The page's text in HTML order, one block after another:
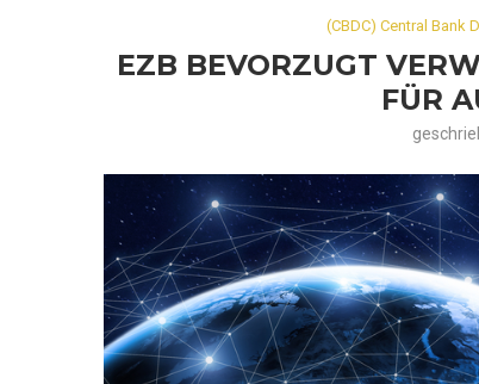
(CBDC) Central Bank
EZB BEVORZUGT
FÜR